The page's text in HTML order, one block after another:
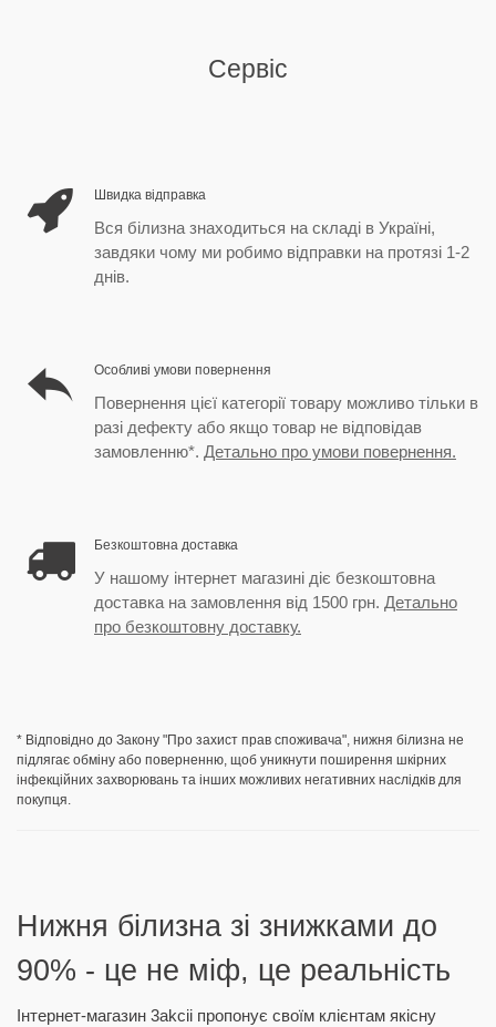
Сервіс
Швидка відправка
Вся білизна знаходиться на складі в Україні,
завдяки чому ми робимо відправки на протязі 1-2
днів.
Особливі умови повернення
Повернення цієї категорії товару можливо тільки в
разі дефекту або якщо товар не відповідав
замовленню*. Детально про умови повернення.
Безкоштовна доставка
У нашому інтернет магазині діє безкоштовна
доставка на замовлення від 1500 грн. Детально
про безкоштовну доставку.
* Відповідно до Закону "Про захист прав споживача", нижня білизна не
підлягає обміну або поверненню, щоб уникнути поширення шкірних
інфекційних захворювань та інших можливих негативних наслідків для
покупця.
Нижня білизна зі знижками до
90% - це не міф, це реальність
Інтернет-магазин 3akcii пропонує своїм клієнтам якісну